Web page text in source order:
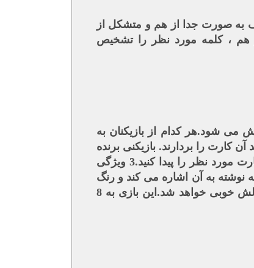
به صورت جدا از هم و متشکل از
، کلمه مورد نظر را تشخیص
پخش می شود.هر کدام از بازیکنان به
با اعلام آن می توانند آن کارت را بردارند. بازیکنی برنده
است که تعداد کارتهای به دست آمده اش بیشتر باشد، نکته ی مهم اینکه، باید هرچه سریعتر کارت مورد نظر را پیدا کنید.3 ویژگی
نوشته به آن اشاره می کند و رنگ
آفتاب پرست وسط کارت را با آن چیزی که در ذهن شماست،هماهنگ سازید ذهن شما دچار چالش خوبی خواهد شد.این بازی به 8